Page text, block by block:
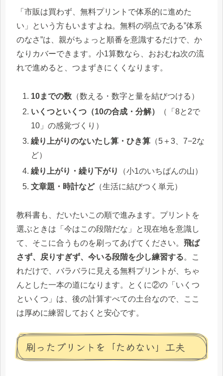
「市販は買わず、無料プリントで体系的に進めた
い」という方もいますよね。無料の弱点である”体系
のなさ”は、親がちょっと順番を意識するだけで、か
なりカバーできます。小1算数なら、おおむね次の流
れで進めると、つまずきにくくなります。
10までの数 （数える・数字と量を結びつける）
いくつといくつ（10の合成・分解）
（「8と2で
10」の感覚づくり）
繰り上がりのないたし算・ひき算 （5＋3、7−2な
ど）
繰り上がり・繰り下がり
（小1のいちばんの山）
文章題・時計など（生活に結びつく単元）
教科書も、だいたいこの順で進みます。プリントを
選ぶときは「今はこの段階だな」と現在地を意識し
て、そこに合うものを刷ってあげてください。 飛ば
さず、戻りすぎず、今いる段階を少し練習する。こ
れだけで、バラバラに見える無料プリントが、ちゃ
んとした一本の道になります。とくに②の「いくつ
といくつ」は、後の計算すべての土台なので、ここ
は厚めに練習しておくと安心です。
刷ったプリントを「ためない」工夫